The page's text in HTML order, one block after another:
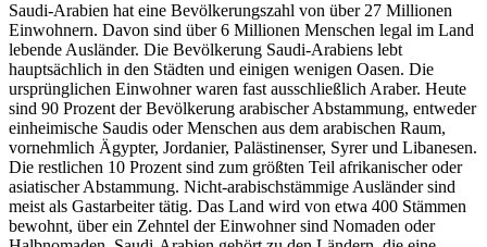
Saudi-Arabien hat eine Bevölkerungszahl von über 27 Millionen
Einwohnern. Davon sind über 6 Millionen Menschen legal im Land
lebende Ausländer. Die Bevölkerung Saudi-Arabiens lebt
hauptsächlich in den Städten und einigen wenigen Oasen. Die
ursprünglichen Einwohner waren fast ausschließlich Araber. Heute
sind 90 Prozent der Bevölkerung arabischer Abstammung, entweder
einheimische Saudis oder Menschen aus dem arabischen Raum,
vornehmlich Ägypter, Jordanier, Palästinenser, Syrer und Libanesen.
Die restlichen 10 Prozent sind zum größten Teil afrikanischer oder
asiatischer Abstammung. Nicht-arabischstämmige Ausländer sind
meist als Gastarbeiter tätig. Das Land wird von etwa 400 Stämmen
bewohnt, über ein Zehntel der Einwohner sind Nomaden oder